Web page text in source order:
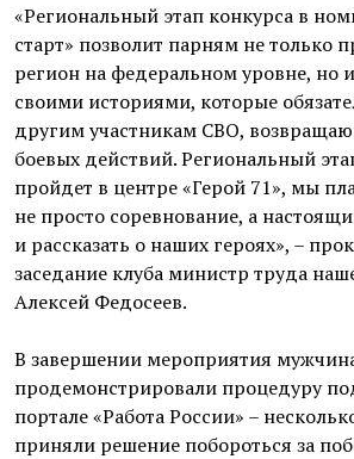
«Региональный этап конкурса в
старт» позволит парням не только
регион на федеральном уровне, но
своими историями, которые
другим участникам СВО,
боевых действий. Региональный
пройдет в центре «Герой 71», мы
не просто соревнование, а
и рассказать о наших героях», –
заседание клуба министр труда
Алексей Федосеев.
В завершении мероприятия
продемонстрировали процедуру
портале «Работа России» –
приняли решение побороться за